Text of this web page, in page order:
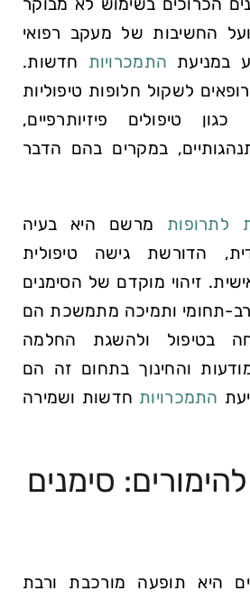
החשיבות של מעקב רפואי
במניעת התמכרויות חדשות.
לשקול חלופות טיפוליות
טיפולים פיזיותרפיים,
במקרים בהם הדבר
לתרופות מרשם היא בעיה
הדורשת גישה טיפולית
זיהוי מוקדם של הסימנים
רב-תחומי ותמיכה מתמשכת הם
בטיפול ולהשגת החלמה
והחינוך בתחום זה הם
התמכרויות חדשות ושמירה
סימנים
היא תופעה מורכבת ורבת